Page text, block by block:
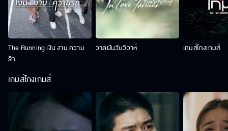
The Running เงิน งาน ความ
รัก
วาดฝันวันวิวาห์ เกมส์โกงเกมส์
เกมส์โกงเกมส์